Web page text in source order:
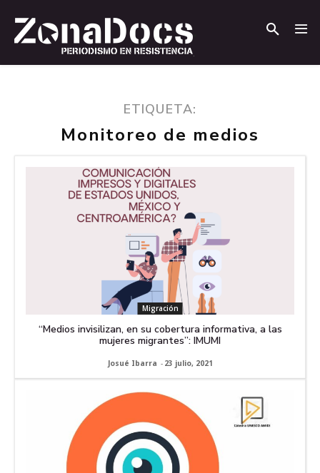
ETIQUETA:
Monitoreo de medios
Migración
“Medios invisilizan, en su cobertura informativa, a las
mujeres migrantes”: IMUMI
Josué Ibarra - 23 julio, 2021